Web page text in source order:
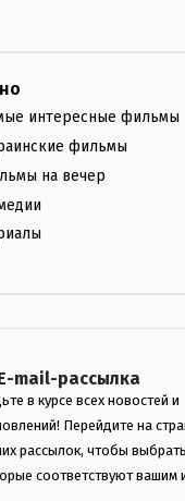
интересные фильмы
фильмы
на вечер
mail-рассылка
в курсе всех новостей и
Перейдите на
рассылок, чтобы
соответствуют вашим